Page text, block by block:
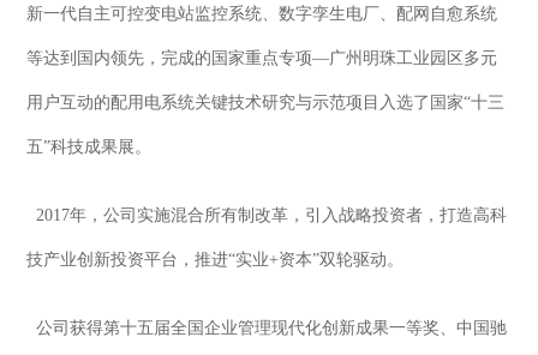
新一代自主可控变电站监控系统、数字孪生电厂、配网自愈系统
等达到国内领先，完成的国家重点专项—广州明珠工业园区多元
用户互动的配用电系统关键技术研究与示范项目入选了国家“十三
五”科技成果展。
2017年，公司实施混合所有制改革，引入战略投资者，打造高科
技产业创新投资平台，推进“实业+资本”双轮驱动。
公司获得第十五届全国企业管理现代化创新成果一等奖、中国驰